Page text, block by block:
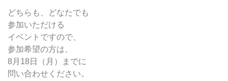
どちらも、どなたでも
参加いただける
イベントですので、
参加希望の方は、
8月18日（月）までに
問い合わせください。